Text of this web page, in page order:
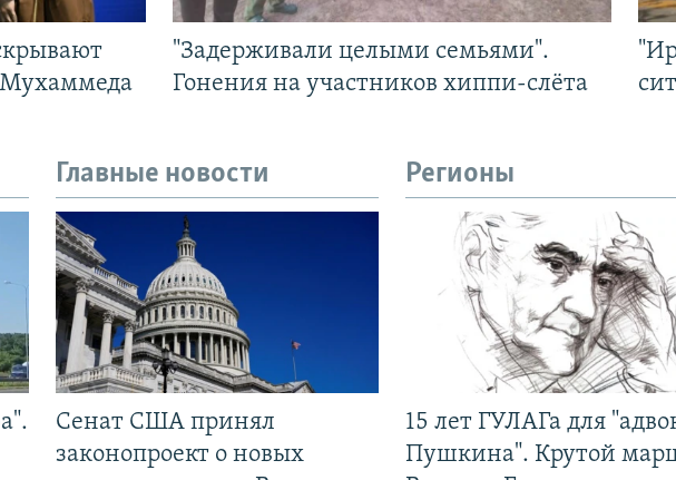
"Задерживали целыми семьями".
Гонения на участников хиппи-слёта
Главные новости
Сенат США принял
законопроект о новых
Регионы
15 лет ГУЛАГа для
Пушкина". Крутой